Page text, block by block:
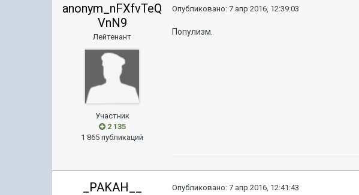
anonym_nFXfvTeQ
VnN9
Лейтенант
Участник
2 135
1 865 публикаций
Опубликовано:7 апр 2016, 12:39:03
Популизм.
_PAKAH__ Опубликовано:7 апр 2016, 12:41:43